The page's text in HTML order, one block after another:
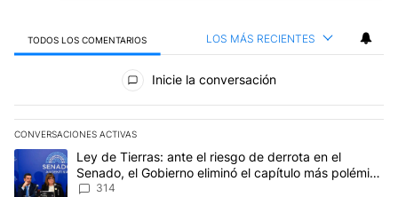
TODOS LOS COMENTARIOS LOS MÁS RECIENTES
Todos los comentarios
Inicie la conversación
CONVERSACIONES ACTIVAS
Este listado muestra los artículos con más comentarios en los
Un artículo de tendencia con el título "Ley de Tierras: ante el
Ley de Tierras: ante el riesgo de derrota en el
Senado, el Gobierno eliminó el capítulo más polémico
del proyecto
314